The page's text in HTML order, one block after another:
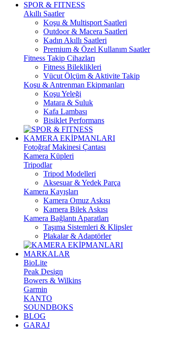
SPOR & FITNESS
Akıllı Saatler
Koşu & Multisport Saatleri
Outdoor & Macera Saatleri
Kadın Akıllı Saatleri
Premium & Özel Kullanım Saatler
Fitness Takip Cihazları
Fitness Bileklikleri
Vücut Ölçüm & Aktivite Takip
Koşu & Antrenman Ekipmanları
Koşu Yeleği
Matara & Suluk
Kafa Lambası
Bisiklet Performans
KAMERA EKİPMANLARI
Fotoğraf Makinesi Çantası
Kamera Küpleri
Tripodlar
Tripod Modelleri
Aksesuar & Yedek Parça
Kamera Kayışları
Kamera Omuz Askısı
Kamera Bilek Askısı
Kamera Bağlantı Aparatları
Taşıma Sistemleri & Klipsler
Plakalar & Adaptörler
MARKALAR
BioLite
Peak Design
Bowers & Wilkins
Garmin
KANTO
SOUNDBOKS
BLOG
GARAJ